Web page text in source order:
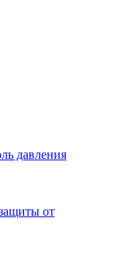
давления
от